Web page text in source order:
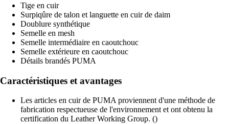
Tige en cuir
Surpiqûre de talon et languette en cuir de daim
Doublure synthétique
Semelle en mesh
Semelle intermédiaire en caoutchouc
Semelle extérieure en caoutchouc
Détails brandés PUMA
Caractéristiques et avantages
Les articles en cuir de PUMA proviennent d'une méthode de
fabrication respectueuse de l'environnement et ont obtenu la
certification du Leather Working Group. ()